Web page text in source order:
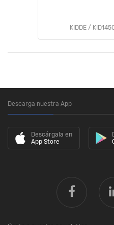
KIDDE /
Descarga nuestra App
Descárgala en
App Store